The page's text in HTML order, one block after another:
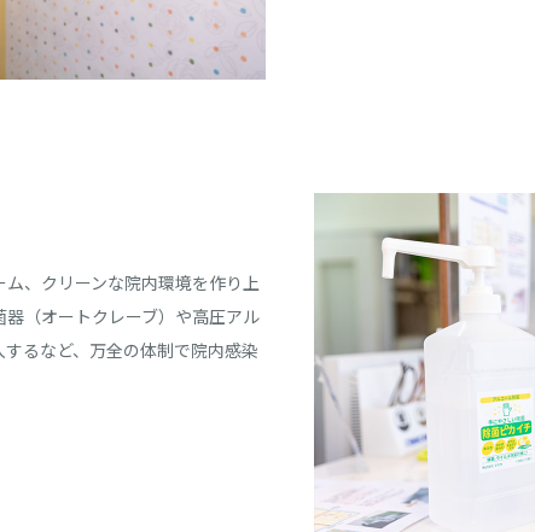
、クリーンな院内環境を作り上
（オートクレーブ）や高圧アル
るなど、万全の体制で院内感染